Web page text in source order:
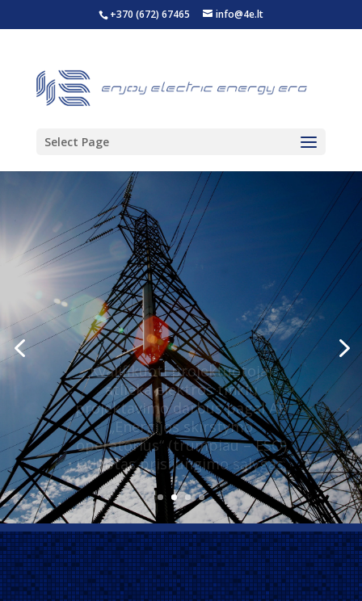
+370 (672) 67465 info@4e.lt
Select Page
Kvalifikuoti projektuotojai
atlieka elektros tinklų
projektavimo darbus pagal AB
„Energijos skirstymo
operatorius“ (trumpiau – ESO)
išduotas prisijungimo sąlygas.